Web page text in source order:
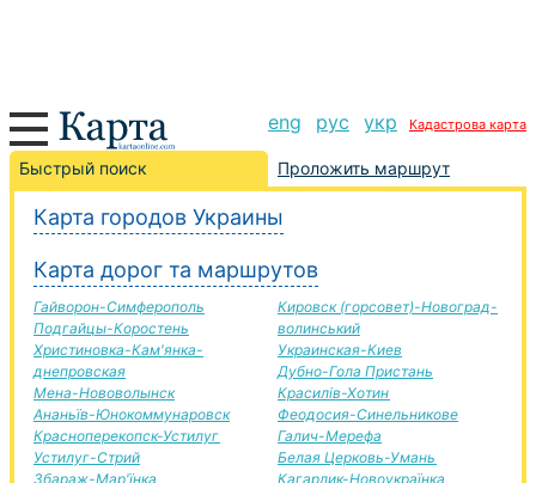
eng рус укр Кадастрова карта
Быстрый поиск Проложить маршрут
Карта городов Украины
Карта дорог та маршрутов
Гайворон-Симферополь
Подгайцы-Коростень
Христиновка-Кам'янка-
днепровская
Мена-Нововолынск
Ананьїв-Юнокоммунаровск
Красноперекопск-Устилуг
Устилуг-Стрий
Збараж-Мар'їнка
Кировск (горсовет)-Новоград-
волинський
Украинская-Киев
Дубно-Гола Пристань
Красилів-Хотин
Феодосия-Синельникове
Галич-Мерефа
Белая Церковь-Умань
Кагарлик-Новоукраїнка
Хмельник-Шепетовка дорога, маршрут Хмельник-
Шепетовка, автомобильная дорога
+
−